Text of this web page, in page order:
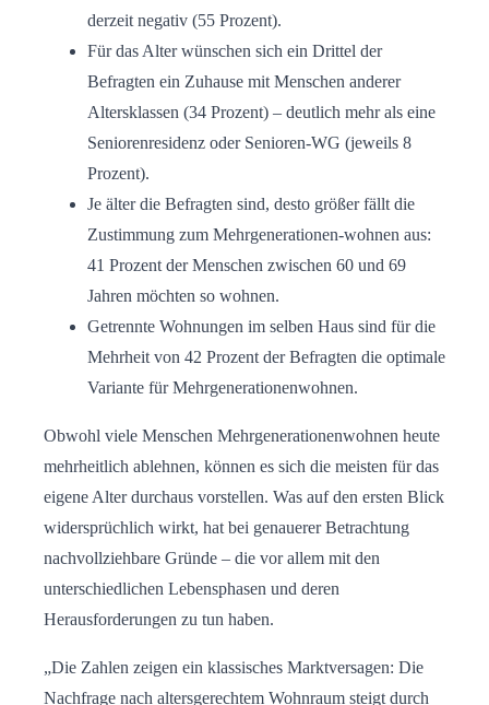
derzeit negativ (55 Prozent).
Für das Alter wünschen sich ein Drittel der
Befragten ein Zuhause mit Menschen anderer
Altersklassen (34 Prozent) – deutlich mehr als eine
Seniorenresidenz oder Senioren-WG (jeweils 8
Prozent).
Je älter die Befragten sind, desto größer fällt die
Zustimmung zum Mehrgenerationen-wohnen aus:
41 Prozent der Menschen zwischen 60 und 69
Jahren möchten so wohnen.
Getrennte Wohnungen im selben Haus sind für die
Mehrheit von 42 Prozent der Befragten die optimale
Variante für Mehrgenerationenwohnen.
Obwohl viele Menschen Mehrgenerationenwohnen heute
mehrheitlich ablehnen, können es sich die meisten für das
eigene Alter durchaus vorstellen. Was auf den ersten Blick
widersprüchlich wirkt, hat bei genauerer Betrachtung
nachvollziehbare Gründe – die vor allem mit den
unterschiedlichen Lebensphasen und deren
Herausforderungen zu tun haben.
„Die Zahlen zeigen ein klassisches Marktversagen: Die
Nachfrage nach altersgerechtem Wohnraum steigt durch